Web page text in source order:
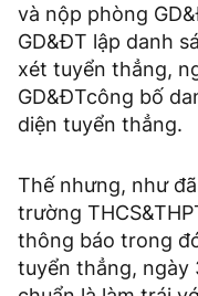
và nộp phòng
GD&ĐT lập danh
xét tuyển thẳng,
GD&ĐTcông bố
diện tuyển thẳng.
Thế nhưng, như
trường
thông báo trong
tuyển thẳng, ngày